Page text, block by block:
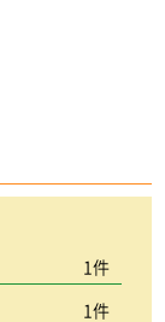
1件
1件